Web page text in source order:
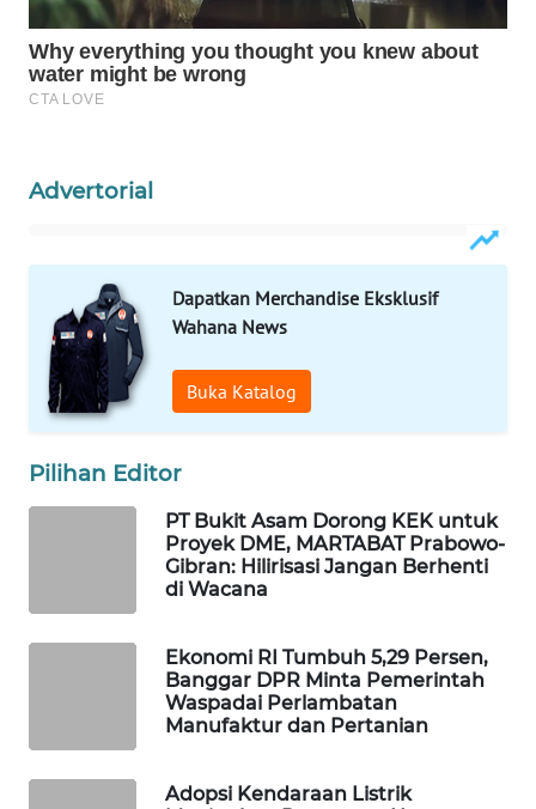
Advertorial
Dapatkan Merchandise Eksklusif
Wahana News
Buka Katalog
Pilihan Editor
PT Bukit Asam Dorong KEK untuk
Proyek DME, MARTABAT Prabowo-
Gibran: Hilirisasi Jangan Berhenti
di Wacana
Ekonomi RI Tumbuh 5,29 Persen,
Banggar DPR Minta Pemerintah
Waspadai Perlambatan
Manufaktur dan Pertanian
Adopsi Kendaraan Listrik
WAHANA
PERSONA
WAHANA
DESA
WISATA
LAPAK
WAHANA
LISTRIK
ID